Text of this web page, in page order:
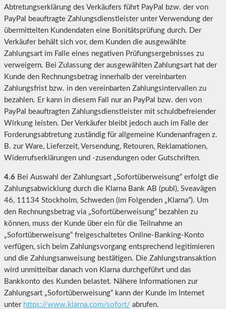
Abtretungserklärung des Verkäufers führt PayPal bzw. der von
PayPal beauftragte Zahlungsdienstleister unter Verwendung der
übermittelten Kundendaten eine Bonitätsprüfung durch. Der
Verkäufer behält sich vor, dem Kunden die ausgewählte
Zahlungsart im Falle eines negativen Prüfungsergebnisses zu
verweigern. Bei Zulassung der ausgewählten Zahlungsart hat der
Kunde den Rechnungsbetrag innerhalb der vereinbarten
Zahlungsfrist bzw. in den vereinbarten Zahlungsintervallen zu
bezahlen. Er kann in diesem Fall nur an PayPal bzw. den von
PayPal beauftragten Zahlungsdienstleister mit schuldbefreiender
Wirkung leisten. Der Verkäufer bleibt jedoch auch im Falle der
Forderungsabtretung zuständig für allgemeine Kundenanfragen z.
B. zur Ware, Lieferzeit, Versendung, Retouren, Reklamationen,
Widerrufserklärungen und -zusendungen oder Gutschriften.
4.6 Bei Auswahl der Zahlungsart „Sofortüberweisung“ erfolgt die
Zahlungsabwicklung durch die Klarna Bank AB (publ), Sveavägen
46, 11134 Stockholm, Schweden (im Folgenden „Klarna“). Um
den Rechnungsbetrag via „Sofortüberweisung“ bezahlen zu
können, muss der Kunde über ein für die Teilnahme an
„Sofortüberweisung“ freigeschaltetes Online-Banking-Konto
verfügen, sich beim Zahlungsvorgang entsprechend legitimieren
und die Zahlungsanweisung bestätigen. Die Zahlungstransaktion
wird unmittelbar danach von Klarna durchgeführt und das
Bankkonto des Kunden belastet. Nähere Informationen zur
Zahlungsart „Sofortüberweisung“ kann der Kunde im Internet
unter https://www.klarna.com/sofort/ abrufen.